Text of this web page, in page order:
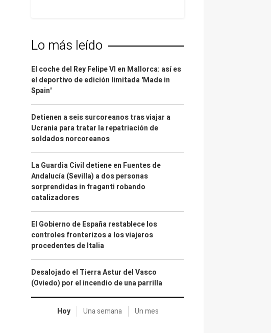
Lo más leído
El coche del Rey Felipe VI en Mallorca: así es
el deportivo de edición limitada 'Made in
Spain'
Detienen a seis surcoreanos tras viajar a
Ucrania para tratar la repatriación de
soldados norcoreanos
La Guardia Civil detiene en Fuentes de
Andalucía (Sevilla) a dos personas
sorprendidas in fraganti robando
catalizadores
El Gobierno de España restablece los
controles fronterizos a los viajeros
procedentes de Italia
Desalojado el Tierra Astur del Vasco
(Oviedo) por el incendio de una parrilla
Hoy Una semana Un mes